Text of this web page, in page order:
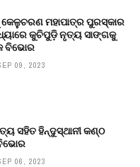
ମହାପାତ୍ର ପୁରସ୍କାର
କୁଚିପୁଡ଼ି ନୃତ୍ୟ ସାଙ୍ଗକୁ
ବିଭୋର
09, 2023
ସହିତ ହିନ୍ଦୁସ୍ଥାନୀ କଣ୍ଠ
06, 2023